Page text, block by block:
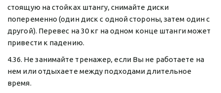
стоящую на стойках штангу, снимайте диски
попеременно (один диск с одной стороны, затем один с
другой). Перевес на 30 кг на одном конце штанги может
привести к падению.
4.36. Не занимайте тренажер, если Вы не работаете на
нем или отдыхаете между подходами длительное
время.